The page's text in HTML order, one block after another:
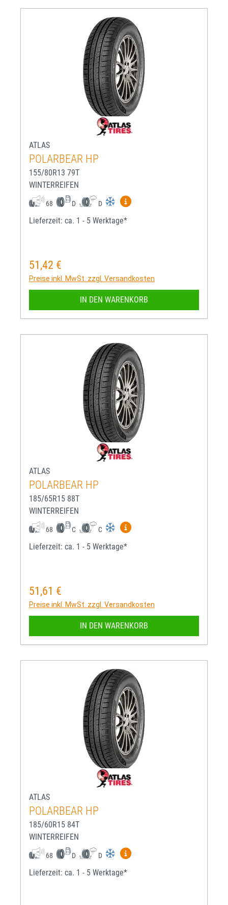
ATLAS
POLARBEAR HP
155/80R13 79T
WINTERREIFEN
68 D D
Mehr Informationen zum
Lieferzeit: ca. 1 - 5 Werktage*
Regulärer Preis:
51,42 €
Preise inkl. MwSt. zzgl. Versandkosten
IN DEN WARENKORB
ATLAS
POLARBEAR HP
185/65R15 88T
WINTERREIFEN
68 C C
Mehr Informationen zum
Lieferzeit: ca. 1 - 5 Werktage*
Regulärer Preis:
51,61 €
Preise inkl. MwSt. zzgl. Versandkosten
IN DEN WARENKORB
ATLAS
POLARBEAR HP
185/60R15 84T
WINTERREIFEN
68 D D
Mehr Informationen zum
Lieferzeit: ca. 1 - 5 Werktage*